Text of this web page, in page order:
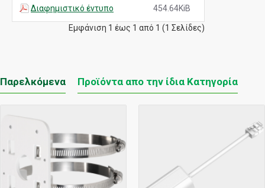
Διαφημιστικό έντυπο 454.64KiB
Εμφάνιση 1 έως 1 από 1 (1 Σελίδες)
Παρελκόμενα Προϊόντα απο την ίδια Κατηγορία